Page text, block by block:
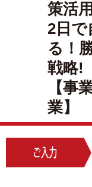
策活
2日で
る！
戦略!
【事
業】